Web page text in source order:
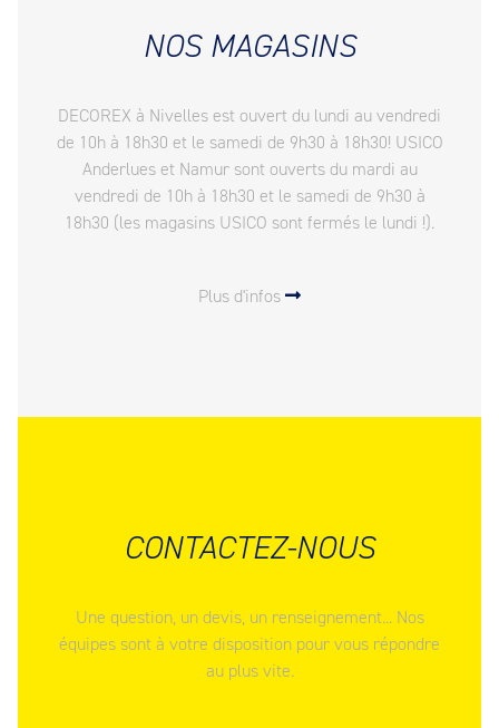
NOS MAGASINS
DECOREX à Nivelles est ouvert du lundi au vendredi
de 10h à 18h30 et le samedi de 9h30 à 18h30! USICO
Anderlues et Namur sont ouverts du mardi au
vendredi de 10h à 18h30 et le samedi de 9h30 à
18h30 (les magasins USICO sont fermés le lundi !).
Plus d'infos
CONTACTEZ-NOUS
Une question, un devis, un renseignement... Nos
équipes sont à votre disposition pour vous répondre
au plus vite.